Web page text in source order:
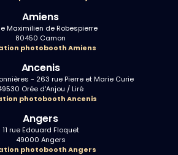
Amiens
Maximilien de Robespierre
80450 Camon
photobooth Amiens
Ancenis
- 263 rue Pierre et Marie Curie
Orée d'Anjou / Liré
photobooth Ancenis
Angers
11 rue Edouard Floquet
49000 Angers
photobooth Angers